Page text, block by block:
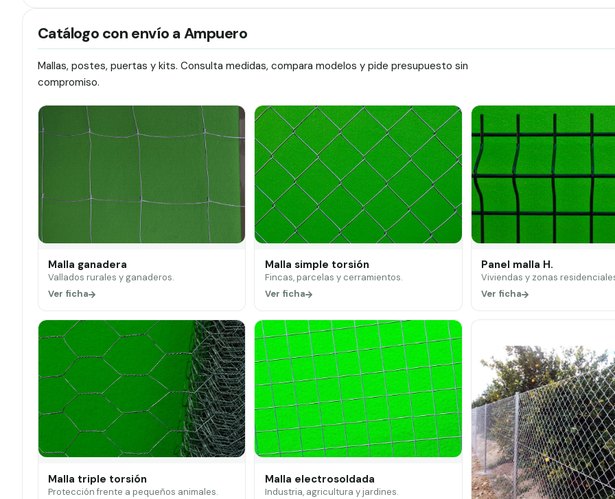
Catálogo con envío a Ampuero
Mallas, postes, puertas y kits. Consulta medidas, compara modelos y pide presupuesto sin
compromiso.
Malla ganadera
Vallados rurales y ganaderos.
Ver ficha
Malla simple torsión
Fincas, parcelas y cerramientos.
Ver ficha
Panel malla H.
Viviendas y zonas
Ver ficha
Malla triple torsión
Protección frente a pequeños animales.
Malla electrosoldada
Industria, agricultura y jardines.